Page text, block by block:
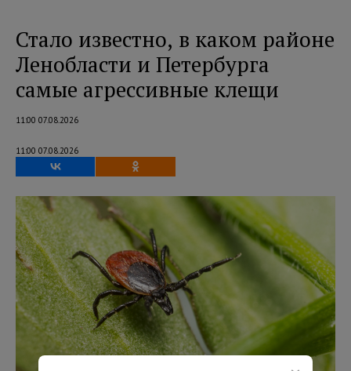
Стало известно, в каком районе
Ленобласти и Петербурга
самые агрессивные клещи
11:00 07.08.2026
11:00 07.08.2026